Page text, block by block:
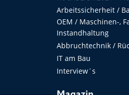
Arbeitssicherheit /
OEM / Maschinen-,
Instandhaltung
Abbruchtechnik /
IT am Bau
Interview´s